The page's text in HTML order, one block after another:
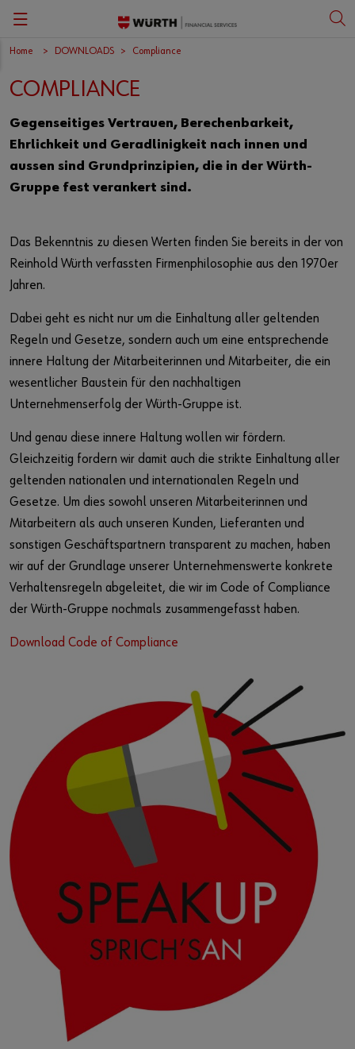
Zurück
Geschäftsleitung
Mitgliedschaften
Geschäftsbericht
Würth-Gruppe
Medienmitteilungen
Medien
Zurück
Versicherungen für Unternehmen
Versicherungen für private Personen
Netzwerk
Zurück
SPITEX-Organisation
Verbandsversicherungen für Maler und Gipser
Zurück
Kunst und Kultur
Sport
Zurück
Offene Stellen
Ausbildung
Weiterbildung
Zurück
Schadenformulare
Merkblätter
Spitex-Merkblätter
Sozialversicherungskennzahlen 2026
Informationspflicht VAG
Geschäftsberichte der Würth Finance Group
Firmenpräsentation
Compliance
Kundenportal / Login
Datenschutzerklärung für Kunden
Zurück
Informationen
Registrierung
Anleitung / FAQ
Zurück
Deutsch
English
Italiano
Home DOWNLOADS Compliance
COMPLIANCE
Gegenseitiges Vertrauen, Berechenbarkeit,
Ehrlichkeit und Geradlinigkeit nach innen und
aussen sind Grundprinzipien, die in der Würth-
Gruppe fest verankert sind.
Das Bekenntnis zu diesen Werten finden Sie bereits in der von
Reinhold Würth verfassten Firmenphilosophie aus den 1970er
Jahren.
Dabei geht es nicht nur um die Einhaltung aller geltenden
Regeln und Gesetze, sondern auch um eine entsprechende
innere Haltung der Mitarbeiterinnen und Mitarbeiter, die ein
wesentlicher Baustein für den nachhaltigen
Unternehmenserfolg der Würth-Gruppe ist.
Und genau diese innere Haltung wollen wir fördern.
Gleichzeitig fordern wir damit auch die strikte Einhaltung aller
geltenden nationalen und internationalen Regeln und
Gesetze. Um dies sowohl unseren Mitarbeiterinnen und
Mitarbeitern als auch unseren Kunden, Lieferanten und
sonstigen Geschäftspartnern transparent zu machen, haben
wir auf der Grundlage unserer Unternehmenswerte konkrete
Verhaltensregeln abgeleitet, die wir im Code of Compliance
der Würth-Gruppe nochmals zusammengefasst haben.
Download Code of Compliance